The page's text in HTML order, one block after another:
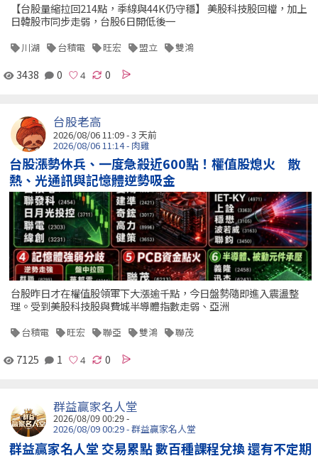
【台股量縮拉回214點，季線與44K仍守穩】 美股科技股回檔，加上
日韓股市同步走弱，台股6日開低後一
川湖 台積電 旺宏 盟立 雙鴻
3438 0 0
台股老高
2026/08/06 11:09 - 3 天前
2026/08/06 11:14 - 肉雞
台股漲勢休兵、一度急殺近600點！權值股熄火 散
熱、光通訊與記憶體逆勢吸金
台股昨日才在權值股領軍下大漲逾千點，今日盤勢隨即進入震盪整
理。受到美股科技股與費城半導體指數走弱、亞洲
台積電 旺宏 聯亞 雙鴻 聯茂
7125 1 0
群益贏家名人堂
2026/08/09 00:29 -
2026/08/09 00:29 - 群益贏家名人堂
群益贏家名人堂 交易累點 數百種課程兌換 還有不定期